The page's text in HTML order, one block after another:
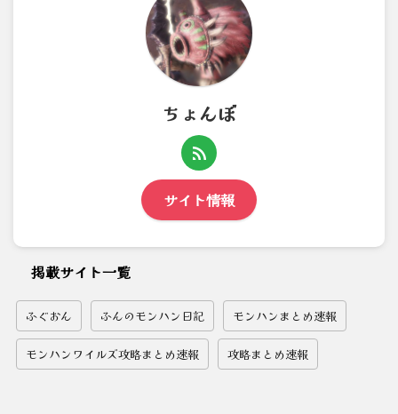
ちょんぼ
サイト情報
掲載サイト一覧
ふぐおん ふんのモンハン日記 モンハンまとめ速報
モンハンワイルズ攻略まとめ速報 攻略まとめ速報